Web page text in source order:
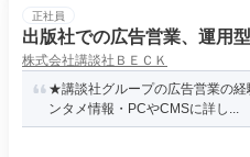
正社員
出版社での広告営業、運用
株式会社講談社ＢＥＣＫ
★講談社グループの広告営業の
ンタメ情報・PCやCMSに詳し...